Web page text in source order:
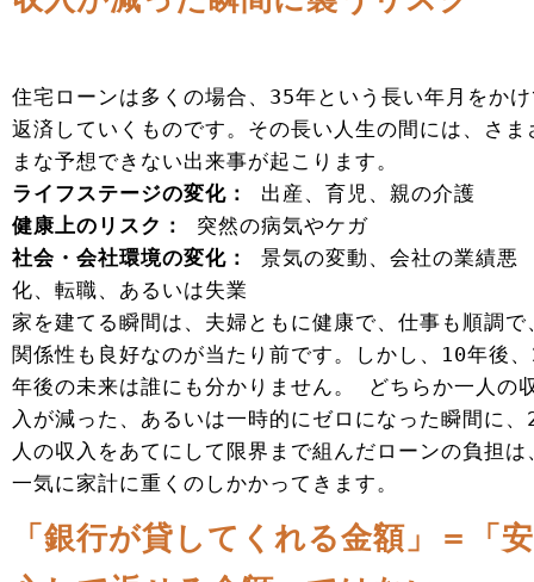
住宅ローンは多くの場合、35年という長い年月をか
返済していくものです。その長い人生の間には、さま
まな予想できない出来事が起こります。
ライフステージの変化：
出産、育児、親の介護
健康上のリスク：
突然の病気やケガ
社会・会社環境の変化：
景気の変動、会社の業績悪
化、転職、あるいは失業
家を建てる瞬間は、夫婦ともに健康で、仕事も順調で
関係性も良好なのが当たり前です。しかし、10年後
年後の未来は誰にも分かりません。 どちらか一人の
入が減った、あるいは一時的にゼロになった瞬間に、
人の収入をあてにして限界まで組んだローンの負担は
一気に家計に重くのしかかってきます。
「銀行が貸してくれる金額」＝「安